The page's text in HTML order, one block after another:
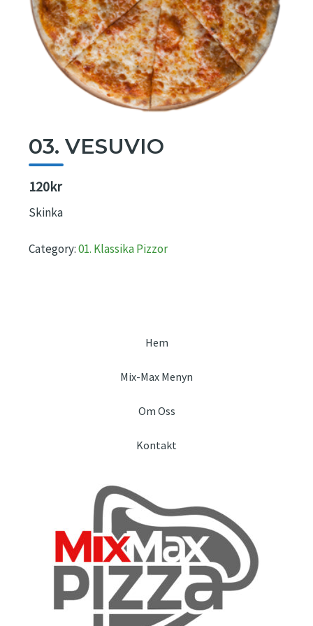
03. VESUVIO
120kr
Skinka
Category:01. Klassika Pizzor
Hem
Mix-Max Menyn
Om Oss
Kontakt